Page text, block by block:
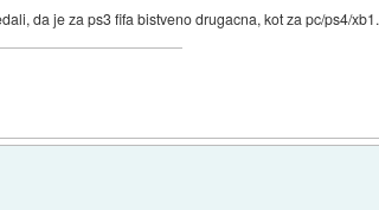
da je za ps3 fifa bistveno drugacna, kot za pc/ps4/xb1.